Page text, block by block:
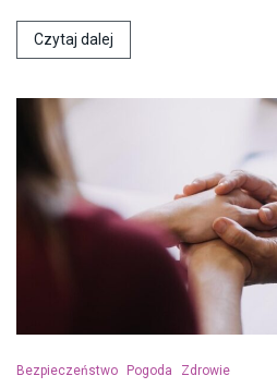
Czytaj dalej
Bezpieczeństwo Pogoda Zdrowie